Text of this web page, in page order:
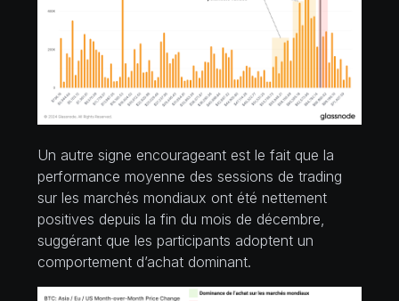
Un autre signe encourageant est le fait que la
performance moyenne des sessions de trading
sur les marchés mondiaux ont été nettement
positives depuis la fin du mois de décembre,
suggérant que les participants adoptent un
comportement d’achat dominant.